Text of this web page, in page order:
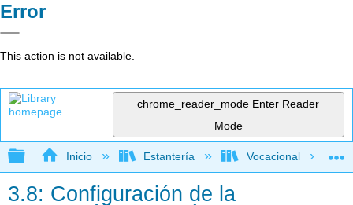
Error
This action is not available.
chrome_reader_mode Enter Reader
Mode
Expandir/contraer jerarquía global
Inicio Estantería Vocacional
3.8: Configuración de la